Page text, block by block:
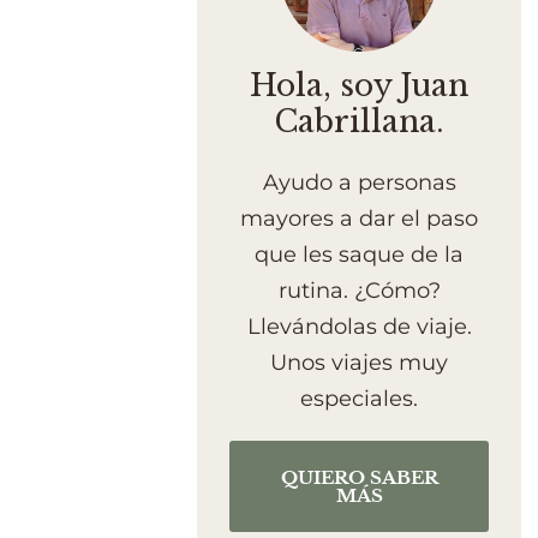
Hola, soy Juan
Cabrillana.
Ayudo a personas
mayores a dar el paso
que les saque de la
rutina. ¿Cómo?
Llevándolas de viaje.
Unos viajes muy
especiales.
QUIERO SABER
MÁS